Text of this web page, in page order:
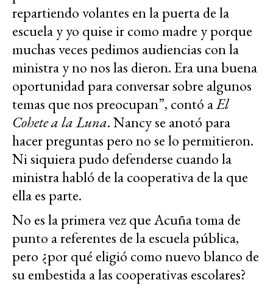
repartiendo volantes en la puerta de la
escuela y yo quise ir como madre y porque
muchas veces pedimos audiencias con la
ministra y no nos las dieron. Era una buena
oportunidad para conversar sobre algunos
temas que nos preocupan”, contó aEl
Cohete a la Luna. Nancy se anotó para
hacer preguntas pero no se lo permitieron.
Ni siquiera pudo defenderse cuando la
ministra habló de la cooperativa de la que
ella es parte.
No es la primera vez que Acuña toma de
punto a referentes de la escuela pública,
pero ¿por qué eligió como nuevo blanco de
su embestida a las cooperativas escolares?